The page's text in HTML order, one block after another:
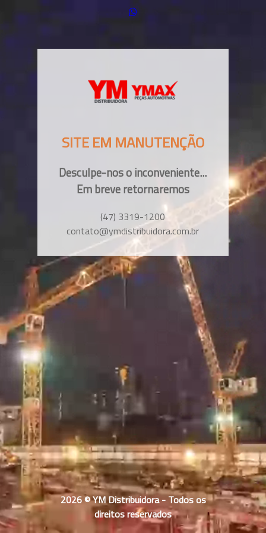
SITE EM MANUTENÇÃO
Desculpe-nos o inconveniente...
Em breve retornaremos
(47) 3319-1200
contato@ymdistribuidora.com.br
2026 © YM Distribuidora - Todos os
direitos reservados